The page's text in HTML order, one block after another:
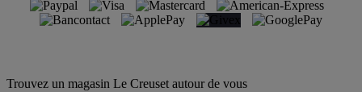
Trouvez un magasin Le Creuset autour de vous